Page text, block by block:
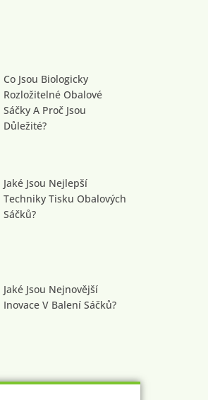
Co Jsou Biologicky
Rozložitelné Obalové
Sáčky A Proč Jsou
Důležité?
Jaké Jsou Nejlepší
Techniky Tisku Obalových
Sáčků?
Jaké Jsou Nejnovější
Inovace V Balení Sáčků?